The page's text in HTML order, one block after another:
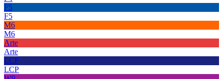
F5
F5
M6
M6
Arte
Arte
LCP
LCP